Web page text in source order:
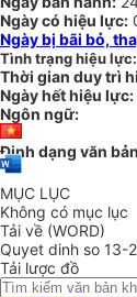
Ngày có hiệu lực:
Ngày bị bãi bỏ,
Tình trạng hiệu lực:
Thời gian duy trì
Ngày hết hiệu lực:
Ngôn ngữ:
Định dạng văn
MỤC LỤC
Không có mục lục
Tải về (WORD)
Quyet dinh so 13-
Tải lược đồ